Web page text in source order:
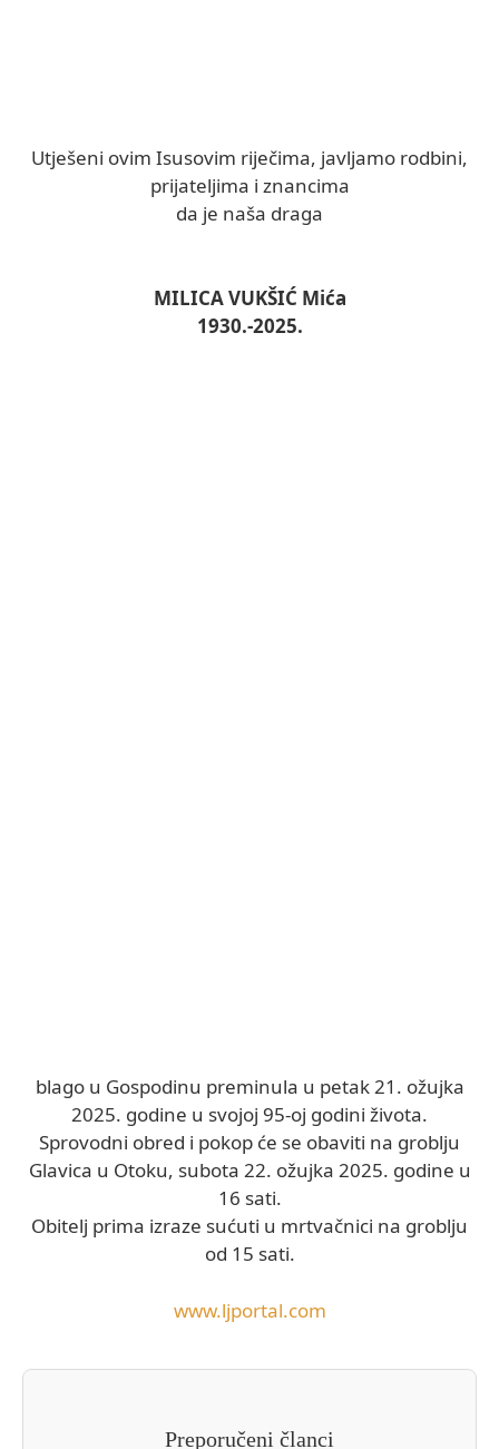
Utješeni ovim Isusovim riječima, javljamo rodbini,
prijateljima i znancima
da je naša draga
MILICA VUKŠIĆ Mića
1930.-2025.
blago u Gospodinu preminula u petak 21. ožujka
2025. godine u svojoj 95-oj godini života.
Sprovodni obred i pokop će se obaviti na groblju
Glavica u Otoku, subota 22. ožujka 2025. godine u
16 sati.
Obitelj prima izraze sućuti u mrtvačnici na groblju
od 15 sati.
www.ljportal.com
Preporučeni članci